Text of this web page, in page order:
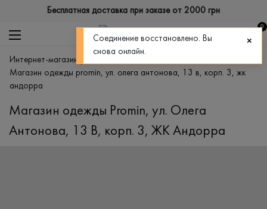
Бесплатная доставка при заказе от 2000 грн
0
интернет-магазин promin
магазин одежды promin, ул. олега антонова, 13 в, корп. 3, жк
андорра
Магазин одежды Promin, ул. Олега
Антонова, 13 В, корп. 3, ЖК Андорра
Соединение восстановлено. Вы
снова онлайн.